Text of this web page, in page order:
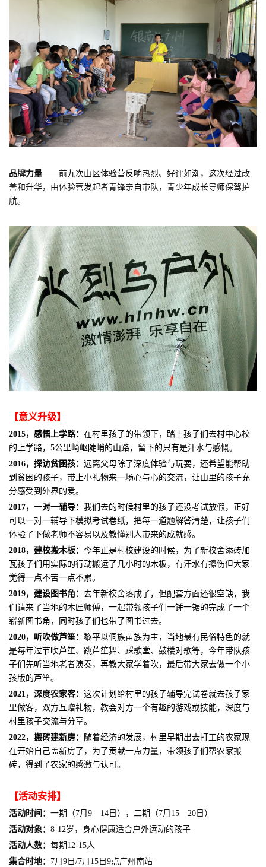
品牌力量——前九次山区体验营反响热烈、好评如潮，这次经过改
善和升华，由体验营发起者青锋亲自带队，青少年成长导师保驾护
航。
【意义升级】
2015， 感悟上学路： 在村里孩子的带领下，踏上孩子们去村中心校
的上学路，5公里崎岖陡峭的山路，留下的只有是汗水与感慨。
2016，探访贫困孩： 远离父母除了深度体验与玩耍，还希望能帮助
到贫困的孩子，带上小礼物来一场心与心的交流，让山里的孩子充
分感受到外界的爱。
2017， 一对一辅导： 我们去的时候村里的孩子还没考试放假，正好
可以一对一辅导下模拟考试卷纸，把每一道题解答清楚，让孩子们
体验了下做老师不容易以及教懂别人带来的成就感。
2018， 建校搬木板：今年正是村校建设的时候，为了新校舍添砖加
瓦孩子们用实际的行动搬运了几小时的木板，有汗水有擦伤但大家
觉得一点不苦一点不累。
2019，建设图书角： 去年新校舍落成了，但配套方面还很空缺，我
们请来了当地的木匠师傅，一起带领孩子们一锤一锯的完成了一个
崭新图书角，同时孩子们也带了图书过去。
2020，听吹做芦笙： 黎平以侗族苗族为主，当地最有民俗特色的就
是每年过节吹芦笙、跳芦笙舞、踩歌堂、鼓楼对歌等，今年带队孩
子们先听当地老者演奏，再教大家学着吹，最后带大家去做一个小
孩版的芦笙。
2021，深度农家客： 这次计划给村里的孩子辅导完试卷就去孩子家
里做客，双方互赠礼物，教会对方一个有趣的游戏或技能，深度与
村里孩子交流与分享。
2022，搬砖建新房：
随着经济的发展，村里早期出去打工的农家现
在开始自己盖新房了，为了贡献一点力量，带领孩子们帮农家搬
砖，得到了农家的感激与认可 。
【活动安排】
活动时间： 一期 （7月9—14日） ， 二期（7月15—20日）
活动对象： 8-12岁，身心健康适合户外运动的孩子
活动人数： 每期12-15人
集合时地：7月9日/7月15日9点广州南站